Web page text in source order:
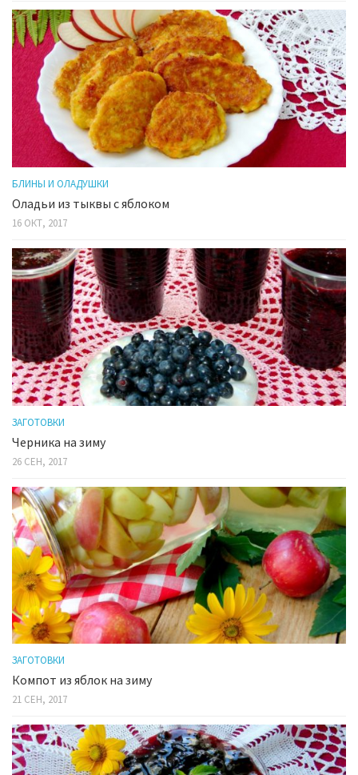
БЛИНЫ И ОЛАДУШКИ
Оладьи из тыквы с яблоком
16 ОКТ, 2017
ЗАГОТОВКИ
Черника на зиму
26 СЕН, 2017
ЗАГОТОВКИ
Компот из яблок на зиму
21 СЕН, 2017